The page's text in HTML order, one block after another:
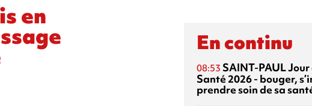
en
En continu
08:53 SAINT-PAULJour
Santé 2026 - bouger,
prendre soin de sa